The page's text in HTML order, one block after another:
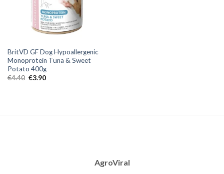
BritVD GF Dog Hypoallergenic
Monoprotein Tuna & Sweet
Potato 400g
€4.40 Original
€3.90Η
AgroViral